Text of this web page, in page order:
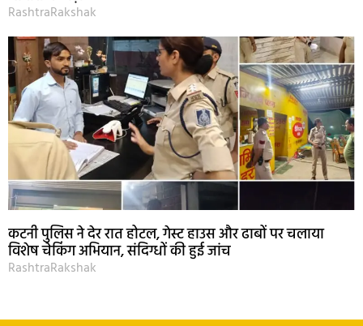
RashtraRakshak
कटनी पुलिस ने देर रात होटल, गेस्ट हाउस और ढाबों पर चलाया
विशेष चेकिंग अभियान, संदिग्धों की हुई जांच
RashtraRakshak